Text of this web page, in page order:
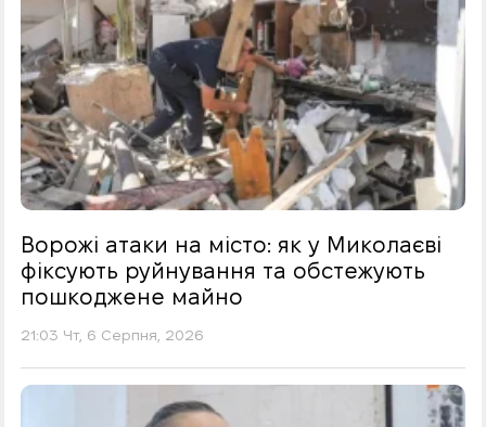
Ворожі атаки на місто: як у Миколаєві
фіксують руйнування та обстежують
пошкоджене майно
21:03 Чт, 6 Серпня, 2026